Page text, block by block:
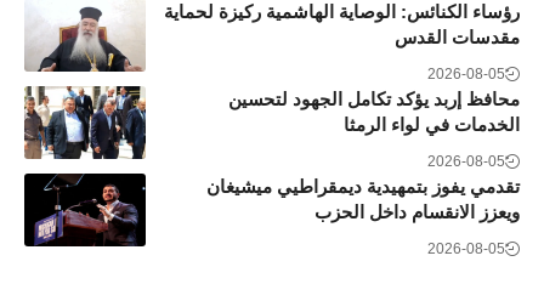
رؤساء الكنائس: الوصاية الهاشمية ركيزة لحماية
مقدسات القدس
2026-08-05
محافظ إربد يؤكد تكامل الجهود لتحسين
الخدمات في لواء الرمثا
2026-08-05
تقدمي يفوز بتمهيدية ديمقراطيي ميشيغان
ويعزز الانقسام داخل الحزب
2026-08-05